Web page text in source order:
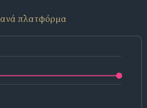
ανά πλατφόρμα